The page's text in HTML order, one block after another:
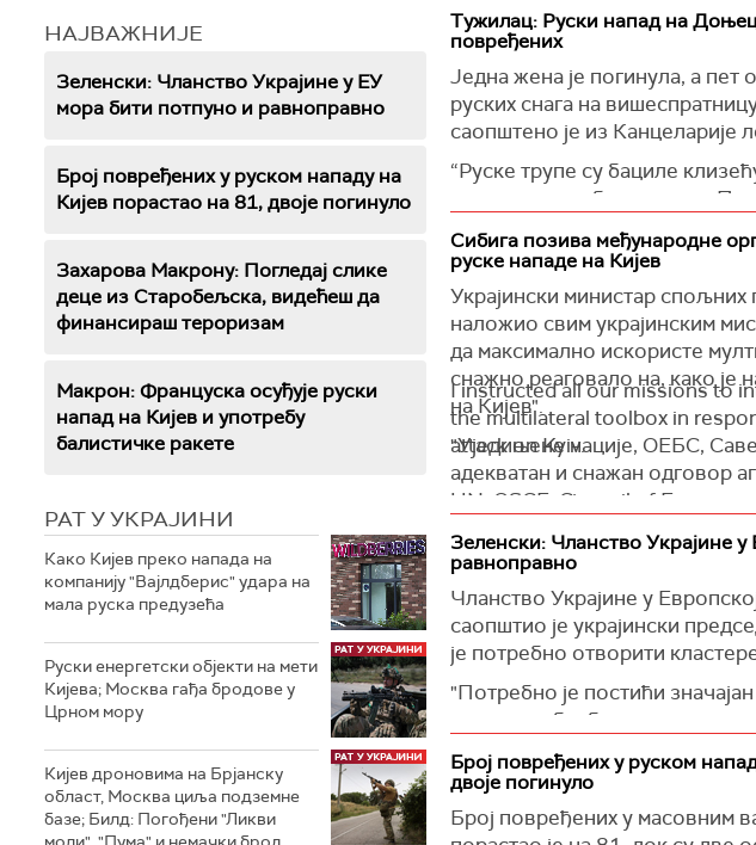
НАЈВАЖНИЈЕ
Зеленски: Чланство Украјине у ЕУ
мора бити потпуно и равноправно
Број повређених у руском нападу на
Кијев порастао на 81, двоје погинуло
Захарова Макрону: Погледај слике
деце из Старобељска, видећеш да
финансираш тероризам
Макрон: Француска осуђује руски
напад на Кијев и употребу
балистичке ракете
РАТ У УКРАЈИНИ
Како Кијев преко напада на
компанију "Вајлдберис" удара на
мала руска предузећа
Руски енергетски објекти на мети
Кијева; Москва гађа бродове у
Црном мору
Кијев дроновима на Брјанску
област, Москва циља подземне
базе; Билд: Погођени "Ликви
Тужилац: Руски напад на
повређених
Једна жена је погинула, а
руских снага на
саопштено је из Канцеларије
“Руске трупе су бациле
погодила стамбену зграду.
70-годишња пензионерка”,
Укринформ.
У нападу су повређени један
из Тужилаштва, последице
Руске снаге су раније данас
су погинуле две особе, док је
агенција.
(Танјуг/Укринформ)
Сибига позива међународне
руске нападе на Кијев
Украјински министар спољних
наложио свим украјинским
да максимално искористе
снажно реаговало на, како је
на Кијев".
"Уједињене нације, ОЕБС,
адекватан и снажан одговор
одсуство војног напредовања
Сибига је додао да Украјина
УН и заједнички састанак
Сталног савета ОЕБС-а.
"Путин покушава да застраши
уништавајући стамбене
инфраструктуру. Он такође
интерконтиненталних
шеф украјинске дипломатије у
Како је указао, све то
међународне заједнице.
I instructed all our missions to
the multilateral toolbox in
attack on Kyiv.
UN, OSCE, Council of Europe,
— Andrii Sybiha 🇺🇦 (@andrii_sybiha)
Зеленски: Чланство Украјине
равноправно
Чланство Украјине у
саопштио је украјински
је потребно отворити
"Потребно је постићи
радири на безбедности за
Он је оценио да је Украјина
партнерима у ЕУ како би
"Украјина се бори за свој
Број повређених у руском
двоје погинуло
Број повређених у масовним